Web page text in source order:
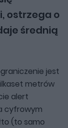
ostrzega o
średnią
jest
metrów
alert
cyfrowym
(to samo